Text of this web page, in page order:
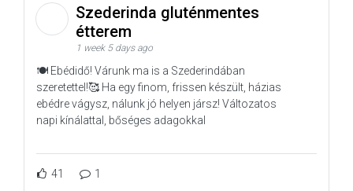
Szederinda gluténmentes
étterem
1 week 5 days ago
🍽️ Ebédidő! Várunk ma is a Szederindában
szeretettel!🥰 Ha egy finom, frissen készült, házias
ebédre vágysz, nálunk jó helyen jársz! Változatos
napi kínálattal, bőséges adagokkal
41 1